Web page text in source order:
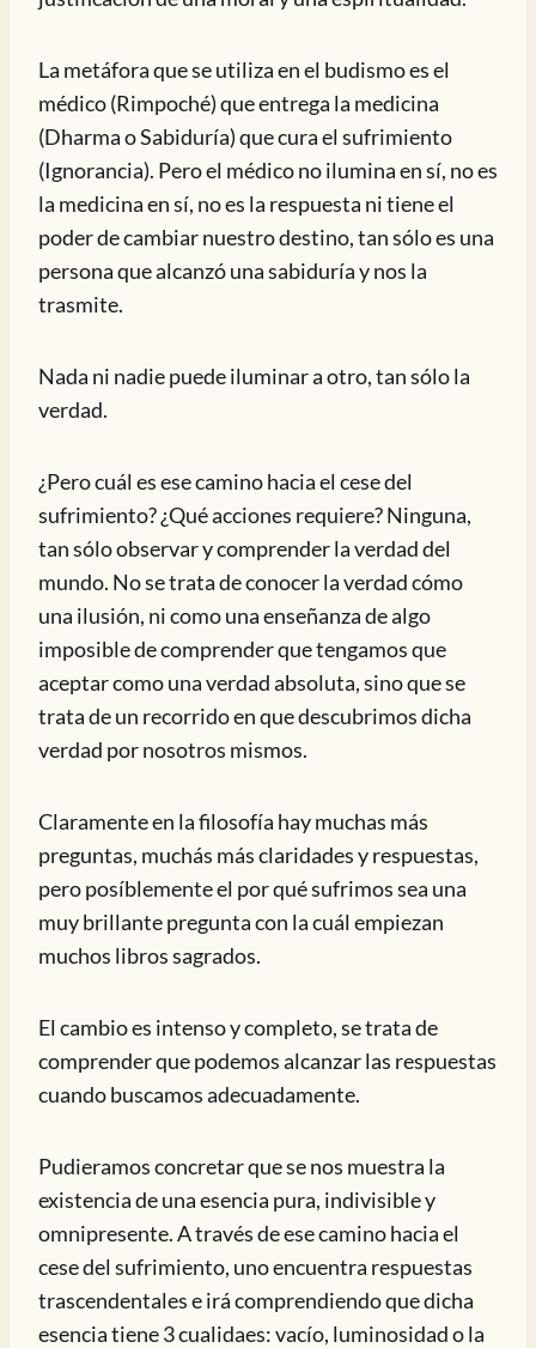
La metáfora que se utiliza en el budismo es el
médico (Rimpoché) que entrega la medicina
(Dharma o Sabiduría) que cura el sufrimiento
(Ignorancia). Pero el médico no ilumina en sí, no es
la medicina en sí, no es la respuesta ni tiene el
poder de cambiar nuestro destino, tan sólo es una
persona que alcanzó una sabiduría y nos la
trasmite.
Nada ni nadie puede iluminar a otro, tan sólo la
verdad.
¿Pero cuál es ese camino hacia el cese del
sufrimiento? ¿Qué acciones requiere? Ninguna,
tan sólo observar y comprender la verdad del
mundo. No se trata de conocer la verdad cómo
una ilusión, ni como una enseñanza de algo
imposible de comprender que tengamos que
aceptar como una verdad absoluta, sino que se
trata de un recorrido en que descubrimos dicha
verdad por nosotros mismos.
Claramente en la filosofía hay muchas más
preguntas, muchás más claridades y respuestas,
pero posíblemente el por qué sufrimos sea una
muy brillante pregunta con la cuál empiezan
muchos libros sagrados.
El cambio es intenso y completo, se trata de
comprender que podemos alcanzar las respuestas
cuando buscamos adecuadamente.
Pudieramos concretar que se nos muestra la
existencia de una esencia pura, indivisible y
omnipresente. A través de ese camino hacia el
cese del sufrimiento, uno encuentra respuestas
trascendentales e irá comprendiendo que dicha
esencia tiene 3 cualidaes: vacío, luminosidad o la